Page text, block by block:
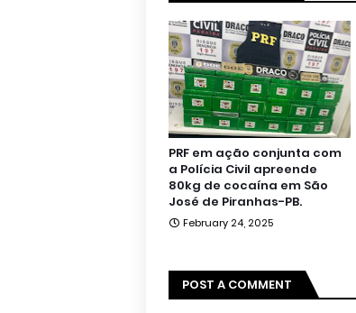
PRF em ação conjunta com
a Polícia Civil apreende
80kg de cocaína em São
José de Piranhas-PB.
February 24, 2025
POST A COMMENT